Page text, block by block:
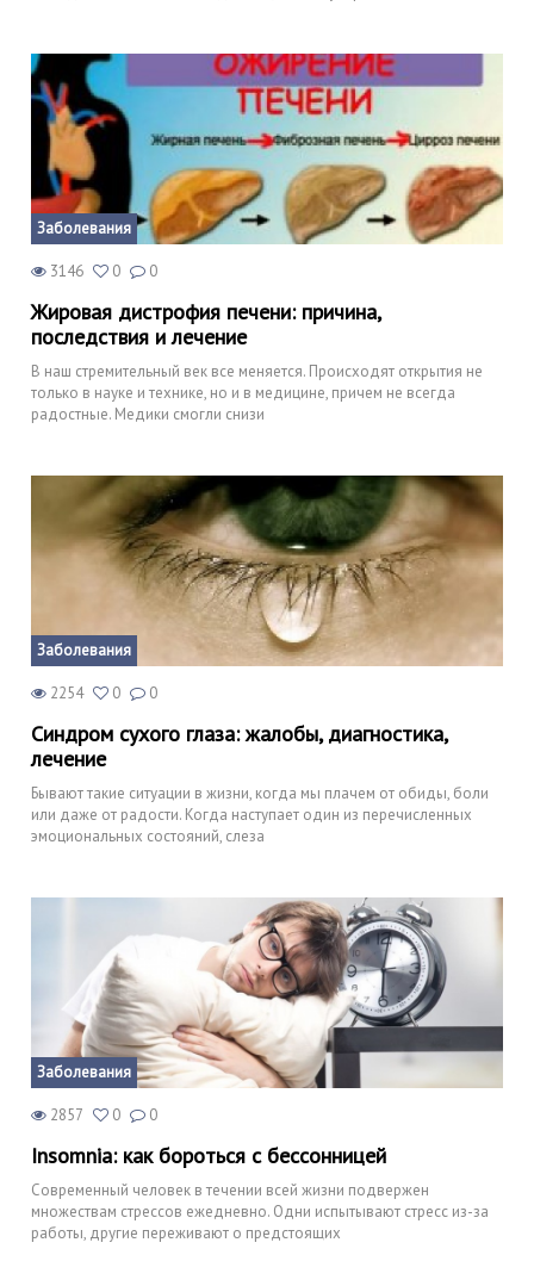
Заболевания
3146 0 0
Жировая дистрофия печени: причина,
последствия и лечение
В наш стремительный век все меняется. Происходят открытия не
только в науке и технике, но и в медицине, причем не всегда
радостные. Медики смогли снизи
Заболевания
2254 0 0
Синдром сухого глаза: жалобы, диагностика,
лечение
Бывают такие ситуации в жизни, когда мы плачем от обиды, боли
или даже от радости. Когда наступает один из перечисленных
эмоциональных состояний, слеза
Заболевания
2857 0 0
Insomnia: как бороться с бессонницей
Современный человек в течении всей жизни подвержен
множествам стрессов ежедневно. Одни испытывают стресс из-за
работы, другие переживают о предстоящих